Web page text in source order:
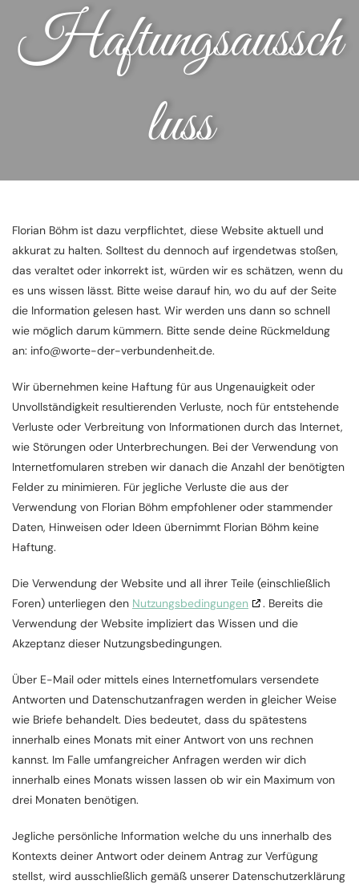
Haftungsaussch
luss
Florian Böhm ist dazu verpflichtet, diese Website aktuell und
akkurat zu halten. Solltest du dennoch auf irgendetwas stoßen,
das veraltet oder inkorrekt ist, würden wir es schätzen, wenn du
es uns wissen lässt. Bitte weise darauf hin, wo du auf der Seite
die Information gelesen hast. Wir werden uns dann so schnell
wie möglich darum kümmern. Bitte sende deine Rückmeldung
an: info@worte-der-verbundenheit.de.
Wir übernehmen keine Haftung für aus Ungenauigkeit oder
Unvollständigkeit resultierenden Verluste, noch für entstehende
Verluste oder Verbreitung von Informationen durch das Internet,
wie Störungen oder Unterbrechungen. Bei der Verwendung von
Internetfomularen streben wir danach die Anzahl der benötigten
Felder zu minimieren. Für jegliche Verluste die aus der
Verwendung von Florian Böhm empfohlener oder stammender
Daten, Hinweisen oder Ideen übernimmt Florian Böhm keine
Haftung.
Die Verwendung der Website und all ihrer Teile (einschließlich
Foren) unterliegen den Nutzungsbedingungen
. Bereits die
Verwendung der Website impliziert das Wissen und die
Akzeptanz dieser Nutzungsbedingungen.
Über E-Mail oder mittels eines Internetfomulars versendete
Antworten und Datenschutzanfragen werden in gleicher Weise
wie Briefe behandelt. Dies bedeutet, dass du spätestens
innerhalb eines Monats mit einer Antwort von uns rechnen
kannst. Im Falle umfangreicher Anfragen werden wir dich
innerhalb eines Monats wissen lassen ob wir ein Maximum von
drei Monaten benötigen.
Jegliche persönliche Information welche du uns innerhalb des
Kontexts deiner Antwort oder deinem Antrag zur Verfügung
stellst, wird ausschließlich gemäß unserer Datenschutzerklärung